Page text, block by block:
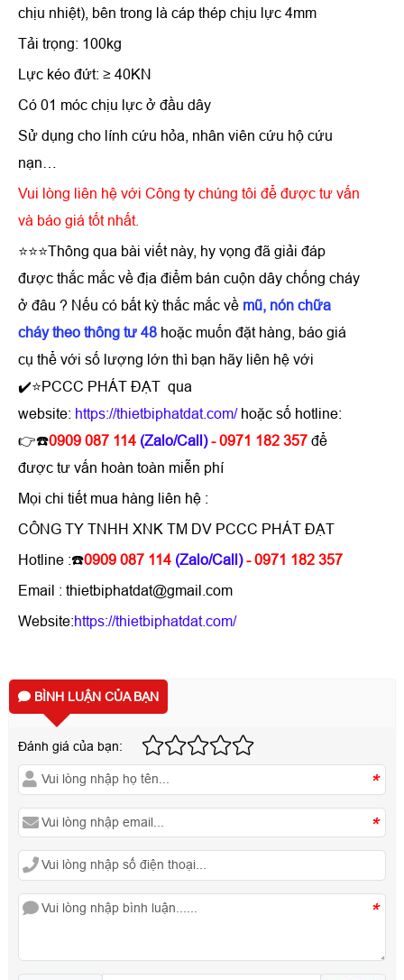
chịu nhiệt), bên trong là cáp thép chịu lực 4mm
Tải trọng: 100kg
Lực kéo đứt: ≥ 40KN
Có 01 móc chịu lực ở đầu dây
Sử dụng cho lính cứu hỏa, nhân viên cứu hộ cứu
nạn…
Vui lòng liên hệ với Công ty chúng tôi để được tư vấn
và báo giá tốt nhất.
⭐⭐⭐Thông qua bài viết này, hy vọng đã giải đáp
được thắc mắc về địa điểm bán cuộn dây chống cháy
ở đâu ? Nếu có bất kỳ thắc mắc về mũ, nón chữa
cháy theo thông tư 48 hoặc muốn đặt hàng, báo giá
cụ thể với số lượng lớn thì bạn hãy liên hệ với
✔️⭐PCCC PHÁT ĐẠT qua
website: https://thietbiphatdat.com/hoặc số hotline:
👉☎️0909 087 114 (Zalo/Call) - 0971 182 357 để
được tư vấn hoàn toàn miễn phí
Mọi chi tiết mua hàng liên hệ :
CÔNG TY TNHH XNK TM DV PCCC PHÁT ĐẠT
Hotline :☎️0909 087 114 (Zalo/Call) - 0971 182 357
Email : thietbiphatdat@gmail.com
Website:https://thietbiphatdat.com/
BÌNH LUẬN CỦA BẠN
Đánh giá của bạn:
*
*
*